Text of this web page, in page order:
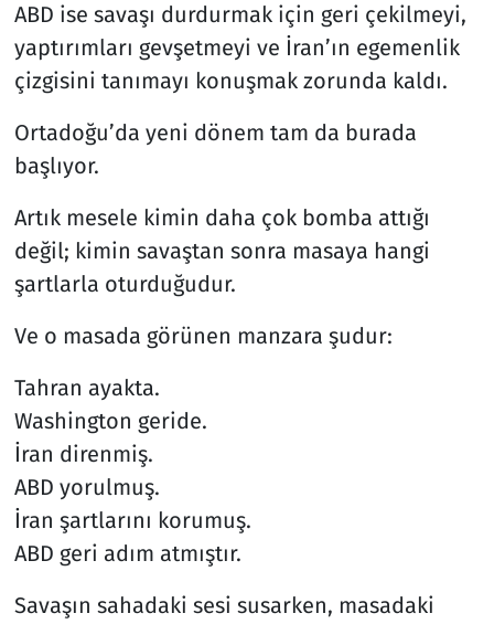
ABD ise savaşı durdurmak için geri çekilmeyi,
yaptırımları gevşetmeyi ve İran’ın egemenlik
çizgisini tanımayı konuşmak zorunda kaldı.
Ortadoğu’da yeni dönem tam da burada
başlıyor.
Artık mesele kimin daha çok bomba attığı
değil; kimin savaştan sonra masaya hangi
şartlarla oturduğudur.
Ve o masada görünen manzara şudur:
Tahran ayakta.
Washington geride.
İran direnmiş.
ABD yorulmuş.
İran şartlarını korumuş.
ABD geri adım atmıştır.
Savaşın sahadaki sesi susarken, masadaki